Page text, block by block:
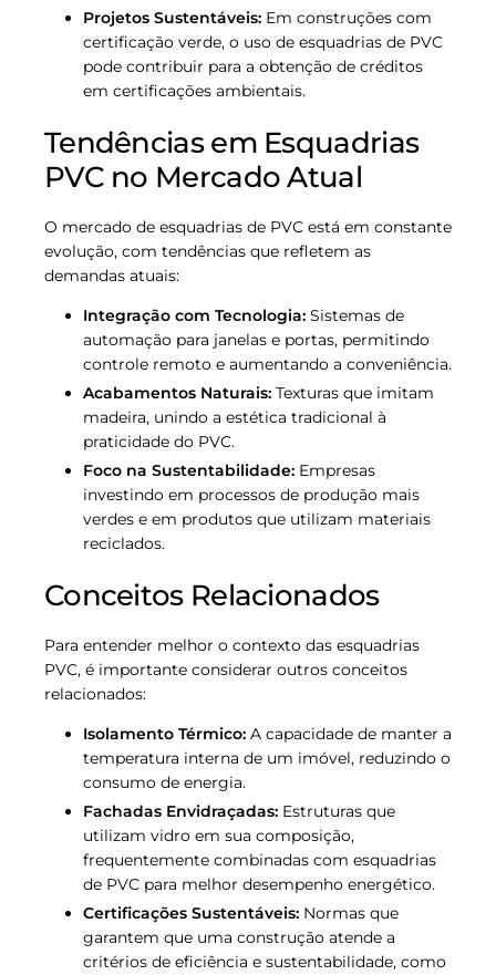
Projetos Sustentáveis: Em construções com
certificação verde, o uso de esquadrias de PVC
pode contribuir para a obtenção de créditos
em certificações ambientais.
Tendências em Esquadrias
PVC no Mercado Atual
O mercado de esquadrias de PVC está em constante
evolução, com tendências que refletem as
demandas atuais:
Integração com Tecnologia: Sistemas de
automação para janelas e portas, permitindo
controle remoto e aumentando a conveniência.
Acabamentos Naturais: Texturas que imitam
madeira, unindo a estética tradicional à
praticidade do PVC.
Foco na Sustentabilidade: Empresas
investindo em processos de produção mais
verdes e em produtos que utilizam materiais
reciclados.
Conceitos Relacionados
Para entender melhor o contexto das esquadrias
PVC, é importante considerar outros conceitos
relacionados:
Isolamento Térmico: A capacidade de manter a
temperatura interna de um imóvel, reduzindo o
consumo de energia.
Fachadas Envidraçadas: Estruturas que
utilizam vidro em sua composição,
frequentemente combinadas com esquadrias
de PVC para melhor desempenho energético.
Certificações Sustentáveis: Normas que
garantem que uma construção atende a
critérios de eficiência e sustentabilidade, como